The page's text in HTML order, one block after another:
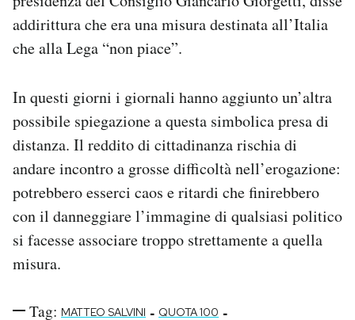
addirittura che era una misura destinata all’Italia
che alla Lega “non piace”.
In questi giorni i giornali hanno aggiunto un’altra
possibile spiegazione a questa simbolica presa di
distanza. Il reddito di cittadinanza rischia di
andare incontro a grosse difficoltà nell’erogazione:
potrebbero esserci caos e ritardi che finirebbero
con il danneggiare l’immagine di qualsiasi politico
si facesse associare troppo strettamente a quella
misura.
Tag: MATTEO SALVINI - QUOTA 100 -